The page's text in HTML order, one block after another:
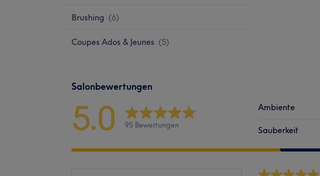
Brushing (6)
Coupes Ados & Jeunes (5)
Salonbewertungen
5.0 95 Bewertungen
Ambiente
Sauberkeit